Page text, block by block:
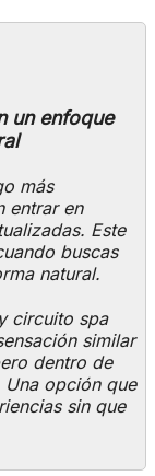
un enfoque
más
entrar en
Este
buscas
natural.
circuito spa
similar
dentro de
opción que
sin que